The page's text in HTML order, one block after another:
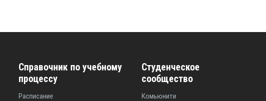
Справочник по учебному
процессу
Расписание
Студенческое
сообщество
Комьюнити